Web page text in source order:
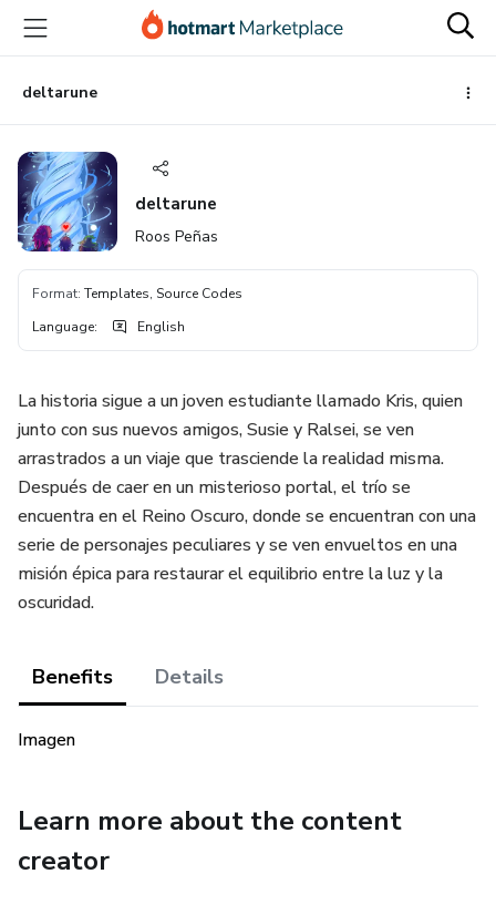
main
content
deltarune
deltarune
Roos Peñas
Format: Templates, Source Codes
Language: English
La historia sigue a un joven estudiante llamado Kris, quien
junto con sus nuevos amigos, Susie y Ralsei, se ven
arrastrados a un viaje que trasciende la realidad misma.
Después de caer en un misterioso portal, el trío se
encuentra en el Reino Oscuro, donde se encuentran con una
serie de personajes peculiares y se ven envueltos en una
misión épica para restaurar el equilibrio entre la luz y la
oscuridad.
Benefits Details
Imagen
Learn more about the content
creator